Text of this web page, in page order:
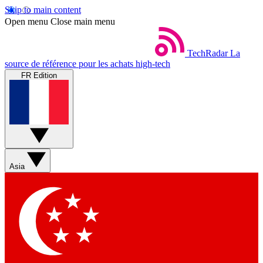
Skip to main content
Open menu Close main menu
TechRadar La
source de référence pour les achats high-tech
FR Edition
Asia